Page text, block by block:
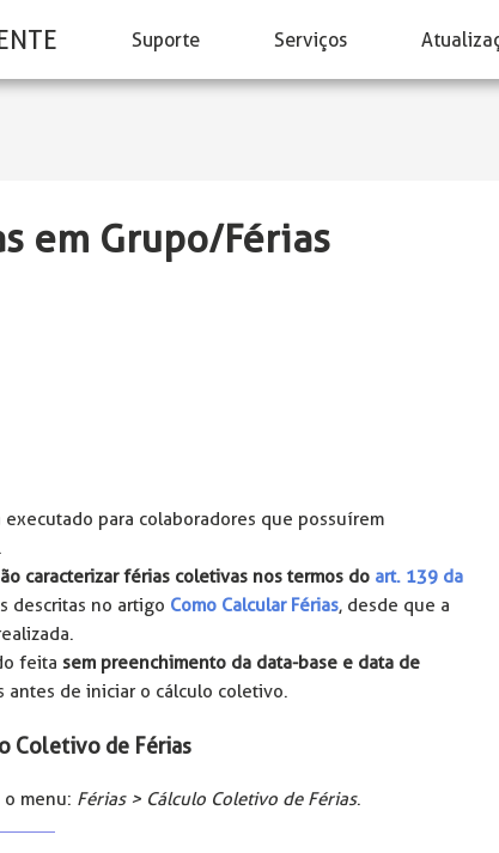
Suporte Serviços
em Grupo/Férias
executado para colaboradores que possuírem
.
caracterizar férias coletivas nos termos do art. 139 da
descritas no artigo Como Calcular Férias, desde que a
feita sem preenchimento da data-base e data de
antes de iniciar o cálculo coletivo.
Coletivo de Férias
o menu: Férias > Cálculo Coletivo de Férias.